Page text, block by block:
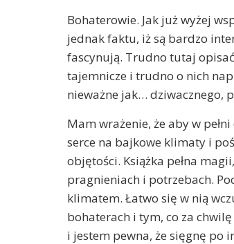
Bohaterowie. Jak już wyżej
jednak faktu, iż są bardzo
fascynują. Trudno tutaj
tajemnicze i trudno o nich
nieważne jak… dziwacznego,
Mam wrażenie, że aby w
serce na bajkowe klimaty i
objętości. Książka pełna
pragnieniach i potrzebach.
klimatem. Łatwo się w nią
bohaterach i tym, co za
i jestem pewna, że sięgnę po